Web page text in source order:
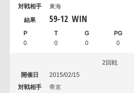
東海
59-12 WIN
0 0 0 0
2回戦
2015/02/15
帝京